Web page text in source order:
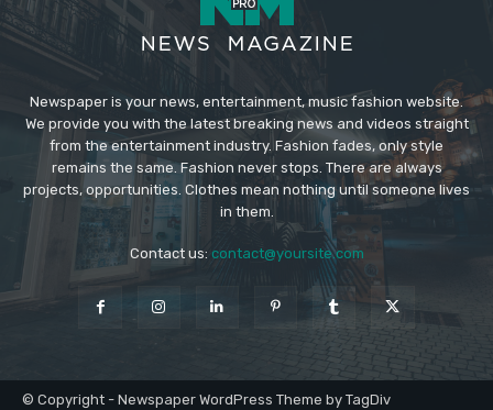
Newspaper is your news, entertainment, music fashion website.
We provide you with the latest breaking news and videos straight
from the entertainment industry. Fashion fades, only style
remains the same. Fashion never stops. There are always
projects, opportunities. Clothes mean nothing until someone lives
in them.
Contact us: contact@yoursite.com
© Copyright - Newspaper WordPress Theme by TagDiv